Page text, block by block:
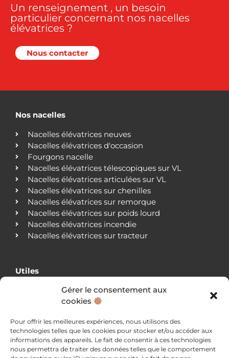
Gérer le consentement aux
cookies
Pour offrir les meilleures expériences, nous utilisons des
technologies telles que les cookies pour stocker et/ou accéder aux
informations des appareils. Le fait de consentir à ces technologies
nous permettra de traiter des données telles que le comportement
Un renseignement , un besoin
particulier concernant nos nacelles
élévatrices ?
Nous contacter
Nos nacelles
Nacelles élévatrices neuves
Nacelles élévatrices d'occasion
Fourgons nacelle
Nacelles élévatrices télescopiques sur VL
Nacelles élévatrices articulées sur VL
Nacelles élévatrices sur chenilles
Nacelles élévatrices sur remorque
Nacelles élévatrices sur poids lourd
Nacelles élévatrices incendie
Nacelles élévatrices sur tracteur
Utiles
Qui sommes-nous ?
Nos agences
Actualités
Blog
Nous contacter